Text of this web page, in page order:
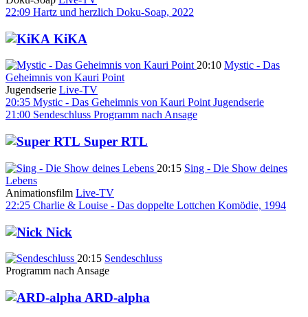
22:09 Hartz und herzlich Doku-Soap, 2022
KiKA
20:10 Mystic - Das
Geheimnis von Kauri Point
Jugendserie Live-TV
20:35 Mystic - Das Geheimnis von Kauri Point Jugendserie
21:00 Sendeschluss Programm nach Ansage
Super RTL
20:15 Sing - Die Show deines
Lebens
Animationsfilm Live-TV
22:25 Charlie & Louise - Das doppelte Lottchen Komödie, 1994
Nick
20:15 Sendeschluss
Programm nach Ansage
ARD-alpha